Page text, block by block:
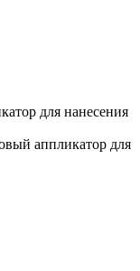
для нанесения
аппликатор для